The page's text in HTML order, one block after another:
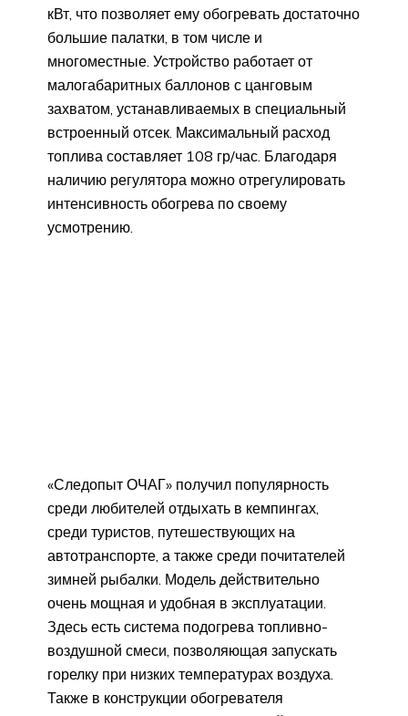
кВт, что позволяет ему обогревать достаточно
большие палатки, в том числе и
многоместные. Устройство работает от
малогабаритных баллонов с цанговым
захватом, устанавливаемых в специальный
встроенный отсек. Максимальный расход
топлива составляет 108 гр/час. Благодаря
наличию регулятора можно отрегулировать
интенсивность обогрева по своему
усмотрению.
«Следопыт ОЧАГ» получил популярность
среди любителей отдыхать в кемпингах,
среди туристов, путешествующих на
автотранспорте, а также среди почитателей
зимней рыбалки. Модель действительно
очень мощная и удобная в эксплуатации.
Здесь есть система подогрева топливно-
воздушной смеси, позволяющая запускать
горелку при низких температурах воздуха.
Также в конструкции обогревателя